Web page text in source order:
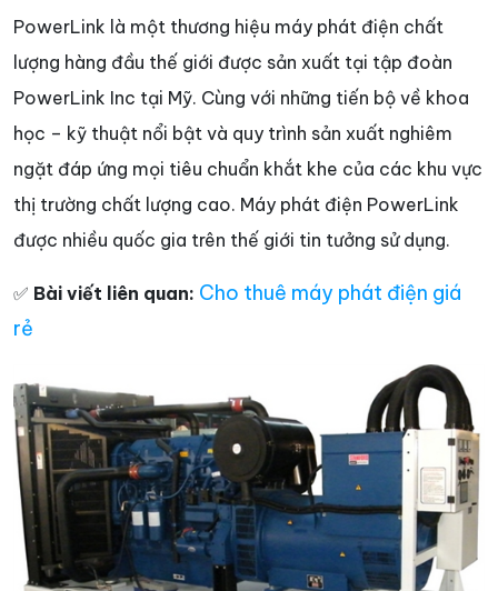
PowerLink là một thương hiệu máy phát điện chất
lượng hàng đầu thế giới được sản xuất tại tập đoàn
PowerLink Inc tại Mỹ. Cùng với những tiến bộ về khoa
học – kỹ thuật nổi bật và quy trình sản xuất nghiêm
ngặt đáp ứng mọi tiêu chuẩn khắt khe của các khu vực
thị trường chất lượng cao. Máy phát điện PowerLink
được nhiều quốc gia trên thế giới tin tưởng sử dụng.
✅ Bài viết liên quan: Cho thuê máy phát điện giá
rẻ